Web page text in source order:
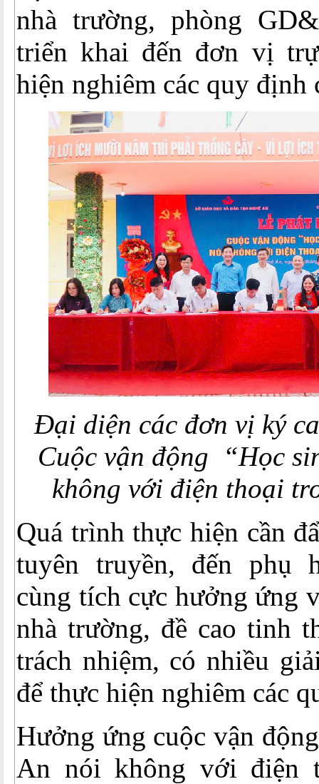
nhà trường, phòng
triển khai đến đơn vị
hiện nghiêm các quy định
Đại diện các đơn vị ký
Cuộc vận động “Học
không với điện thoại
Quá trình thực hiện cần
tuyên truyền, đến phụ
cùng tích cực hưởng ứng
nhà trường, đề cao tinh
trách nhiệm, có nhiều
để thực hiện nghiêm các
Hưởng ứng cuộc vận
An nói không với điện